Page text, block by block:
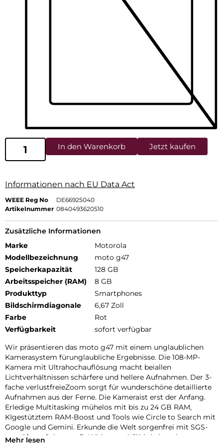
In den Warenkorb Jetzt kaufen
Informationen nach EU Data Act
WEEE Reg No
DE66925040
Artikelnummer 0840493620510
Zusätzliche Informationen
Marke
Motorola
Modellbezeichnung
moto g47
Speicherkapazität
128 GB
Arbeitsspeicher (RAM)
8 GB
Produkttyp
Smartphones
Bildschirmdiagonale
6,67 Zoll
Farbe
Rot
Verfügbarkeit
sofort verfügbar
Wir präsentieren das moto g47 mit einem unglaublichen
Kamerasystem fürunglaubliche Ergebnisse. Die 108-MP-
Kamera mit Ultrahochauflösung macht beiallen
Lichtverhältnissen schärfere und hellere Aufnahmen. Der 3-
fache verlustfreieZoom sorgt für wunderschöne detaillierte
Aufnahmen aus der Ferne. Die Kameraist erst der Anfang.
Erledige Multitasking mühelos mit bis zu 24 GB RAM,
KIgestütztem RAM-Boost und Tools wie Circle to Search mit
Google und Gemini. Erkunde die Welt sorgenfrei mit SGS-
geprüftem Schutz, z. B. Widerstandsfähigkeitnach
Mehr lesen